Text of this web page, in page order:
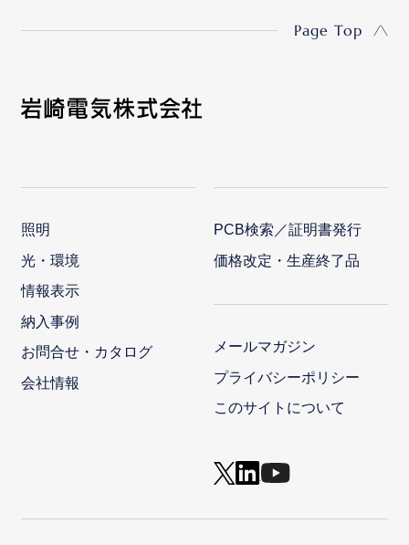
Page Top
照明
光・環境
情報表示
納入事例
お問合せ・カタログ
会社情報
PCB検索／証明書発行
価格改定・生産終了品
メールマガジン
プライバシーポリシー
このサイトについて